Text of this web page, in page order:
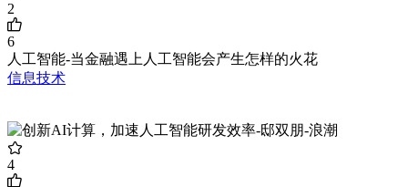
2
6
人工智能-当金融遇上人工智能会产生怎样的火花
信息技术
4